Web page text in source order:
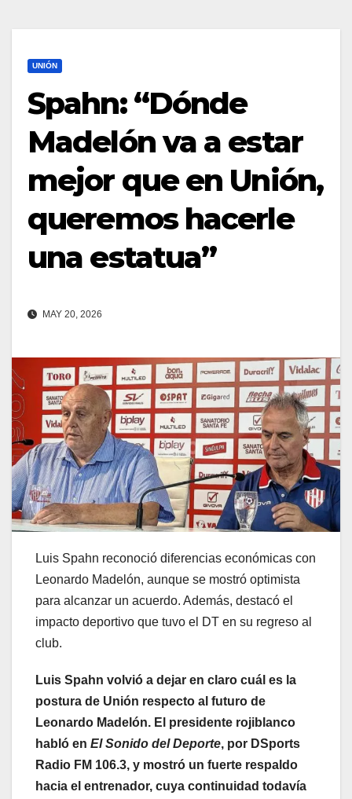
UNIÓN
Spahn: “Dónde
Madelón va a estar
mejor que en Unión,
queremos hacerle
una estatua”
MAY 20, 2026
Luis Spahn reconoció diferencias económicas con
Leonardo Madelón, aunque se mostró optimista
para alcanzar un acuerdo. Además, destacó el
impacto deportivo que tuvo el DT en su regreso al
club.
Luis Spahn volvió a dejar en claro cuál es la
postura de Unión respecto al futuro de
Leonardo Madelón. El presidente rojiblanco
habló en El Sonido del Deporte, por DSports
Radio FM 106.3, y mostró un fuerte respaldo
hacia el entrenador, cuya continuidad todavía